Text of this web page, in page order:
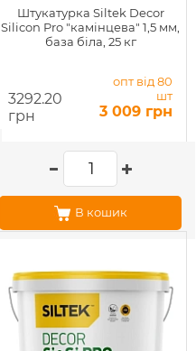
Штукатурка Siltek Decor
Silicon Pro "камінцева" 1,5 мм,
база біла, 25 кг
3292.20
грн
опт від 80
шт
3 009 грн
В кошик